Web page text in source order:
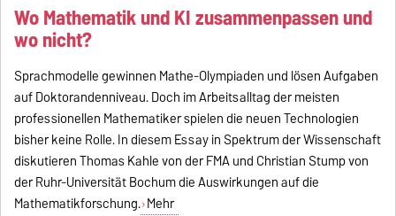
Wo Mathematik und KI zusammenpassen und
wo nicht?
Sprachmodelle gewinnen Mathe-Olympiaden und lösen Aufgaben
auf Doktorandenniveau. Doch im Arbeitsalltag der meisten
professionellen Mathematiker spielen die neuen Technologien
bisher keine Rolle. In diesem Essay in Spektrum der Wissenschaft
diskutieren Thomas Kahle von der FMA und Christian Stump von
der Ruhr-Universität Bochum die Auswirkungen auf die
Mathematikforschung. Mehr